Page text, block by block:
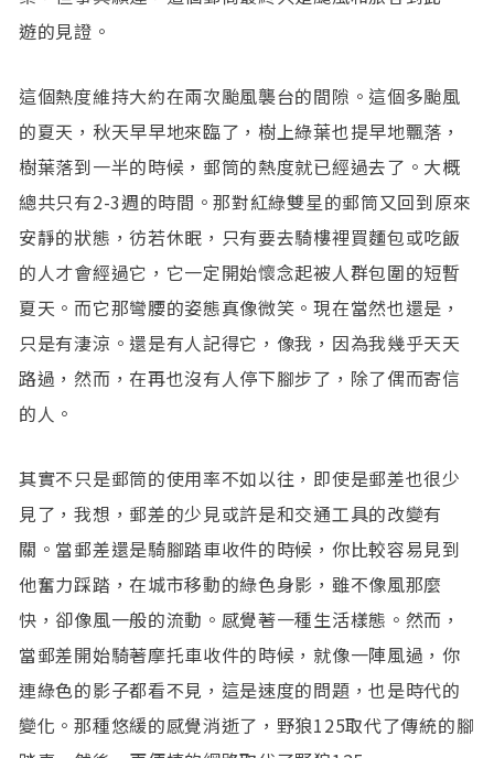
遊的見證。
這個熱度維持大約在兩次颱風襲台的間隙。這個多颱風
的夏天，秋天早早地來臨了，樹上綠葉也提早地飄落，
樹葉落到一半的時候，郵筒的熱度就已經過去了。大概
總共只有2-3週的時間。那對紅綠雙星的郵筒又回到原來
安靜的狀態，彷若休眠，只有要去騎樓裡買麵包或吃飯
的人才會經過它，它一定開始懷念起被人群包圍的短暫
夏天。而它那彎腰的姿態真像微笑。現在當然也還是，
只是有淒涼。還是有人記得它，像我，因為我幾乎天天
路過，然而，在再也沒有人停下腳步了，除了偶而寄信
的人。
其實不只是郵筒的使用率不如以往，即使是郵差也很少
見了，我想，郵差的少見或許是和交通工具的改變有
關。當郵差還是騎腳踏車收件的時候，你比較容易見到
他奮力踩踏，在城市移動的綠色身影，雖不像風那麼
快，卻像風一般的流動。感覺著一種生活樣態。然而，
當郵差開始騎著摩托車收件的時候，就像一陣風過，你
連綠色的影子都看不見，這是速度的問題，也是時代的
變化。那種悠緩的感覺消逝了，野狼125取代了傳統的腳